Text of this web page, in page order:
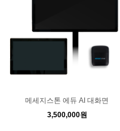
메세지스톤 에듀 AI 대화면
3,500,000원